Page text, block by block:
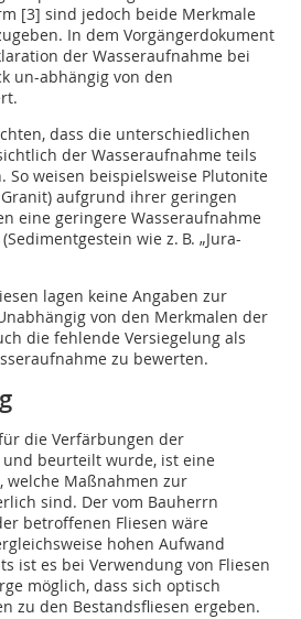
[3] sind jedoch beide Merkmale
In dem Vorgängerdokument
der Wasseraufnahme bei
un-abhängig von den
dass die ­unterschiedlichen
der Wasseraufnahme teils
weisen beispielsweise Plutonite
aufgrund ihrer geringen
eine geringere Wasseraufnahme
wie z. B. „Jura-
lagen keine Angaben zur
von den Merkmalen der
die fehlende Versiegelung als
zu bewerten.
die Verfärbungen der
beurteilt wurde, ist eine
welche Maßnahmen zur
sind. Der vom Bauherrn
betroffenen Fliesen wäre
hohen Aufwand
ist es bei Verwendung von Fliesen
möglich, dass sich optisch
zu den Bestandsfliesen ergeben.